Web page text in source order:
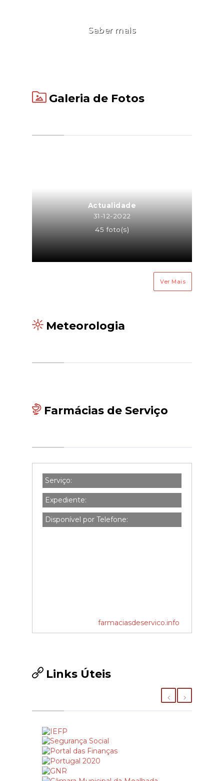
Saber mais
Galeria de Fotos
Actualidade
31-12-2022
45 foto(s)
Ver Mais
Meteorologia
Farmácias de Serviço
Serviço:
Expediente:
Disponível por Telefone:
farmaciasdeservico.info
Links Úteis